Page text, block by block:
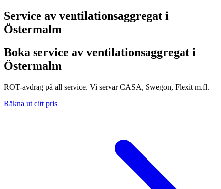
Service av ventilationsaggregat i
Östermalm
Boka service av ventilationsaggregat i
Östermalm
ROT-avdrag på all service. Vi servar CASA, Swegon, Flexit m.fl.
Räkna ut ditt pris